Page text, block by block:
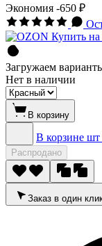
Экономия -650 ₽
Купить
Загружаем
Нет в наличии
В корзину
В корзине шт
Распродано
Заказ в один